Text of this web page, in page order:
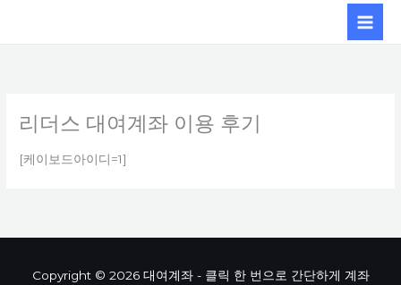
리더스 대여계좌 이용 후기
[케이보드아이디=1]
Copyright © 2026 대여계좌 - 클릭 한 번으로 간단하게 계좌